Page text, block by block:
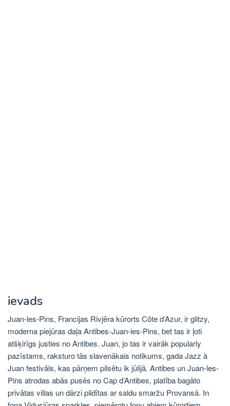
ievads
Juan-les-Pins, Francijas Rivjēra kūrorts Côte d’Azur, ir glitzy,
moderna piejūras daļa Antibes-Juan-les-Pins, bet tas ir ļoti
atšķirīgs justies no Antibes. Juan, jo tas ir vairāk popularly
pazīstams, raksturo tās slavenākais notikums, gada Jazz à
Juan festivāls, kas pārņem pilsētu ik jūlijā. Antibes un Juan-les-
Pins atrodas abās pusēs no Cap d’Antibes, platība bagāto
privātas villas un dārzi pildītas ar saldu smaržu Provansā. In